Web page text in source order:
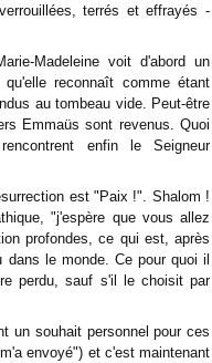
terrés et effrayés -
Madeleine voit d'abord un
reconnaît comme étant
au tombeau vide. Peut-être
Emmaüs sont revenus. Quoi
enfin le Seigneur
est "Paix !". Shalom !
"j'espère que vous allez
profondes, ce qui est, après
le monde. Ce pour quoi il
perdu, sauf s'il le choisit par
un souhait personnel pour ces
envoyé") et c'est maintenant